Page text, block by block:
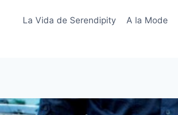
La Vida de Serendipity A la Mode